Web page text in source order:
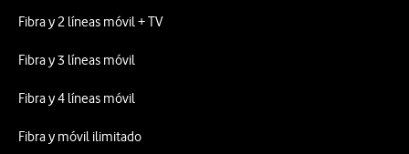
Fibra y 2 líneas móvil + TV
Fibra y 3 líneas móvil
Fibra y 4 líneas móvil
Fibra y móvil ilimitado